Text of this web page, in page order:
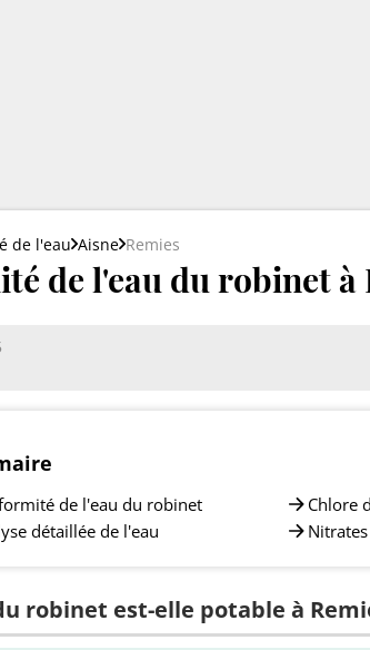
de l'eau Aisne Remies
de l'eau du robinet à
de l'eau du robinet
détaillée de l'eau
Chlore
robinet est-elle potable à